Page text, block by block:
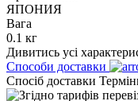
ЯПОНИЯ
Вага
0.1 кг
Дивитись усі
Способи доставки
Спосіб доставки